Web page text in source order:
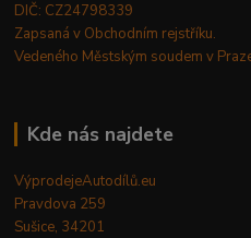
DIČ: CZ24798339
Zapsaná v Obchodním rejstříku.
Vedeného Městským soudem v
Kde nás najdete
VýprodejeAutodílů.eu
Pravdova 259
Sušice, 34201